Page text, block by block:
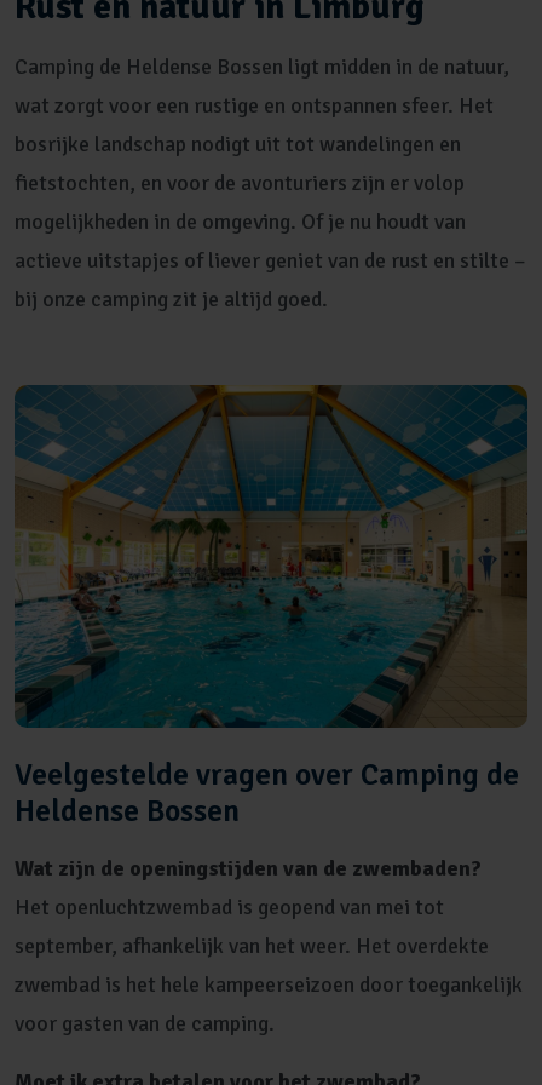
Camping de Heldense Bossen ligt midden in de natuur,
wat zorgt voor een rustige en ontspannen sfeer. Het
bosrijke landschap nodigt uit tot wandelingen en
fietstochten, en voor de avonturiers zijn er volop
mogelijkheden in de omgeving. Of je nu houdt van
actieve uitstapjes of liever geniet van de rust en stilte –
bij onze camping zit je altijd goed.
Veelgestelde vragen over Camping de
Heldense Bossen
Wat zijn de openingstijden van de zwembaden?
Het openluchtzwembad is geopend van mei tot
september, afhankelijk van het weer. Het overdekte
zwembad is het hele kampeerseizoen door toegankelijk
voor gasten van de camping.